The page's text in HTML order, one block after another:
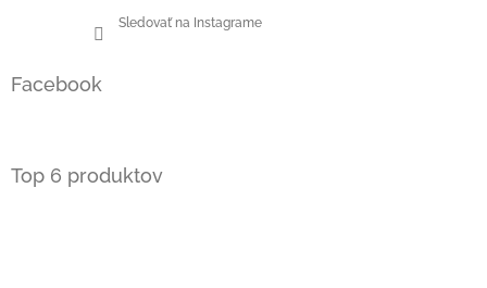
Sledovať na Instagrame
Facebook
Top 6 produktov